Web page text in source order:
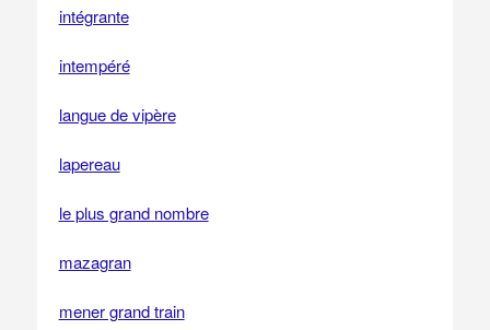
intégrante
intempéré
langue de vipère
lapereau
le plus grand nombre
mazagran
mener grand train